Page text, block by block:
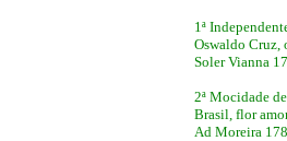
1ª
Oswaldo Cruz,
Soler Vianna
2ª Mocidade
Brasil, flor
Ad Moreira